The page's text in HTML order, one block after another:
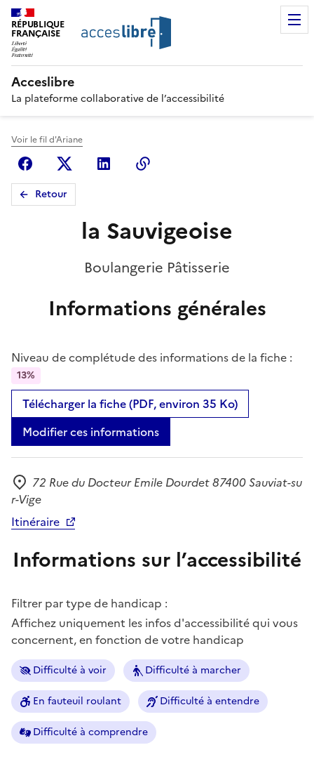
RÉPUBLIQUE
FRANÇAISE
Acceslibre
La plateforme collaborative de l’accessibilité
Voir le fil d'Ariane
FacebookX (anciennement Twitter)
Linkedin
Retour
la Sauvigeoise
Boulangerie Pâtisserie
Informations générales
Niveau de complétude des informations de la fiche :
13%
Télécharger la fiche (PDF, environ 35 Ko)
Modifier ces informations
Adresse
72 Rue du Docteur Emile Dourdet 87400 Sauviat-su
r-Vige
Itinéraire
Informations sur l’accessibilité
Filtrer par type de handicap :
Affichez uniquement les infos d'accessibilité qui vous
concernent, en fonction de votre handicap
Difficulté à voir Difficulté à marcher
En fauteuil roulant Difficulté à entendre
Difficulté à comprendre